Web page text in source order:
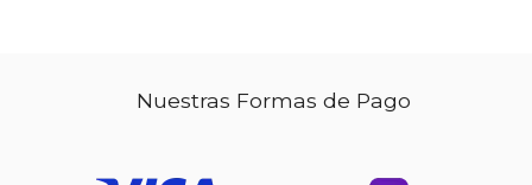
Nuestras Formas de Pago